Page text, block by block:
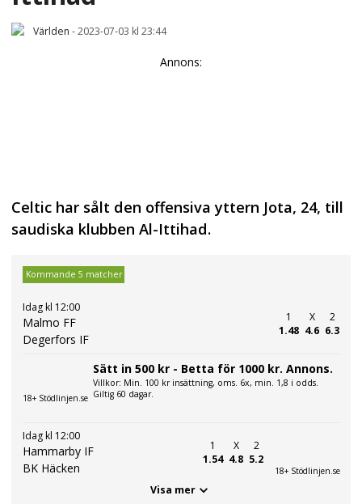
Världen -2023-07-03 kl 23:44
Annons:
Celtic har sålt den offensiva yttern Jota, 24, till
saudiska klubben Al-Ittihad.
Kommande 5 matcher
Idag kl 12:00
Malmo FF
Degerfors IF
1
1.48
X
4.6
2
6.3
18+ Stödlinjen.se
Sätt in 500 kr - Betta för 1000 kr. Annons.
Villkor: Min. 100 kr insättning, oms. 6x, min. 1,8 i odds.
Giltig 60 dagar.
Idag kl 12:00
Hammarby IF
BK Häcken
1
1.54
X
4.8
2
5.2
18+ Stödlinjen.se
Visa mer